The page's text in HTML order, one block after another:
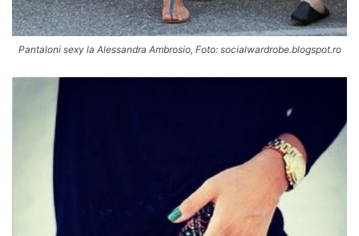
Pantaloni sexy la Alessandra Ambrosio, Foto: socialwardrobe.blogspot.ro